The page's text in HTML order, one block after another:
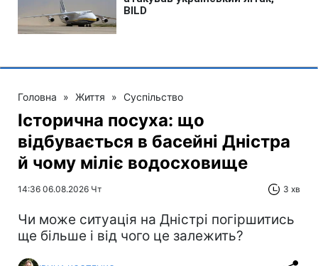
Головна » Життя » Суспільство
Історична посуха: що
відбувається в басейні Дністра
й чому міліє водосховище
14:36 06.08.2026 Чт 3 хв
Чи може ситуація на Дністрі погіршитись
ще більше і від чого це залежить?